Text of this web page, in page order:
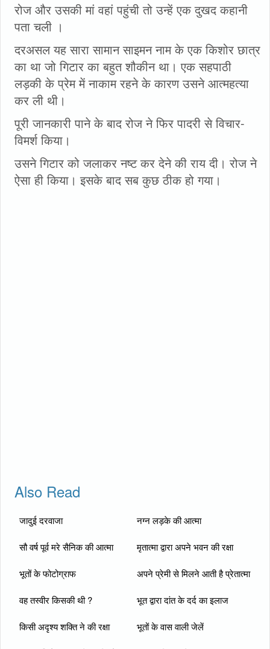
रोज और उसकी मां वहां पहुंची तो उन्हें एक दुखद कहानी
पता चली ।
दरअसल यह सारा सामान साइमन नाम के एक किशोर छात्र
का था जो गिटार का बहुत शौकीन था। एक सहपाठी
लड़की के प्रेम में नाकाम रहने के कारण उसने आत्महत्या
कर ली थी।
पूरी जानकारी पाने के बाद रोज ने फिर पादरी से विचार-
विमर्श किया।
उसने गिटार को जलाकर नष्ट कर देने की राय दी। रोज ने
ऐसा ही किया। इसके बाद सब कुछ ठीक हो गया।
Also Read
जादुई दरवाजा नग्न लड़के की आत्मा
सौ वर्ष पूर्व मरे सैनिक की आत्मा मृतात्मा द्वारा अपने भवन की रक्षा
भूतों के फोटोग्राफ अपने प्रेमी से मिलने आती है प्रेतात्मा
वह तस्वीर किसकी थी ? भूत द्वारा दांत के दर्द का इलाज
किसी अदृश्य शक्ति ने की रक्षा भूतों के वास वाली जेलें